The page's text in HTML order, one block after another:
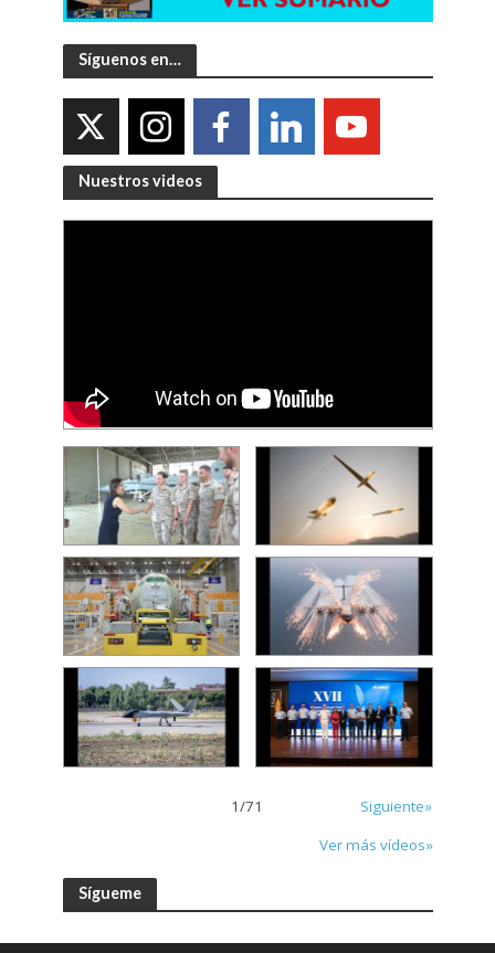
Síguenos en…
Nuestros videos
1/71
Siguiente»
Ver más vídeos»
Sígueme